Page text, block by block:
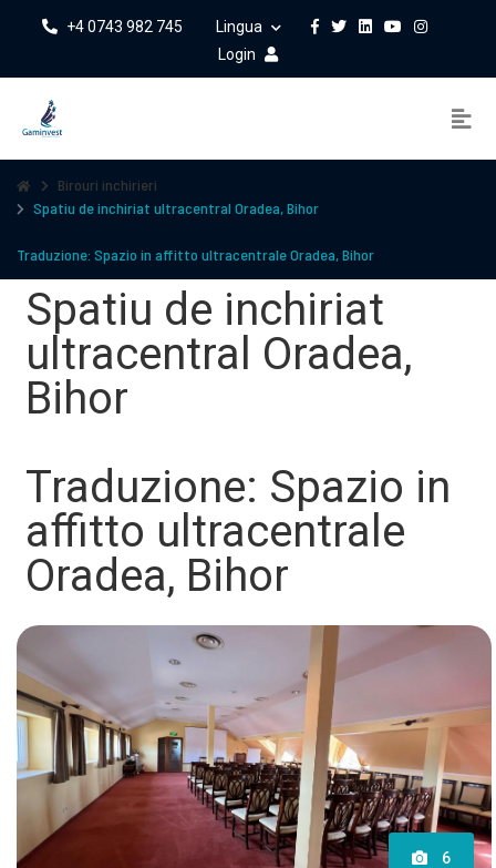
+4 0743 982 745
Lingua
Login
Birouri inchirieri
Spatiu de inchiriat ultracentral Oradea, Bihor
Traduzione: Spazio in affitto ultracentrale Oradea, Bihor
Spatiu de inchiriat
ultracentral Oradea,
Bihor
Traduzione: Spazio in
affitto ultracentrale
Oradea, Bihor
6